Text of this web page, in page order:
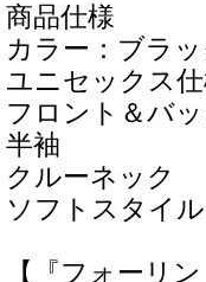
商品仕様
カラー：ブラッ
ユニセックス
フロント＆バ
半袖
クルーネック
ソフトスタイ
【『フォーリ